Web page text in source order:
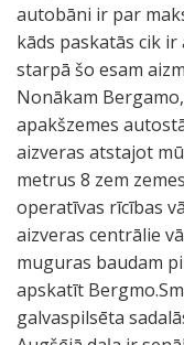
autobāni ir par
kāds paskatās cik
starpā šo esam
Nonākam
apakšzemes
aizveras atstajot
metrus 8 zem
operatīvas rīcības
aizveras centrālie
muguras baudam
apskatīt
galvaspilsēta